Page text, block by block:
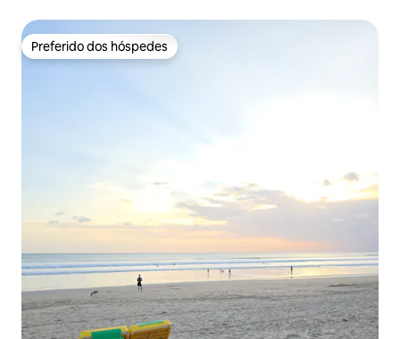
Preferido dos hóspedes
Preferido dos hóspedes